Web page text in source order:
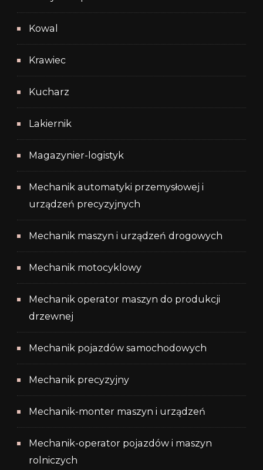
Kowal
Krawiec
Kucharz
Lakiernik
Magazynier-logistyk
Mechanik automatyki przemysłowej i
urządzeń precyzyjnych
Mechanik maszyn i urządzeń drogowych
Mechanik motocyklowy
Mechanik operator maszyn do produkcji
drzewnej
Mechanik pojazdów samochodowych
Mechanik precyzyjny
Mechanik-monter maszyn i urządzeń
Mechanik-operator pojazdów i maszyn
rolniczych